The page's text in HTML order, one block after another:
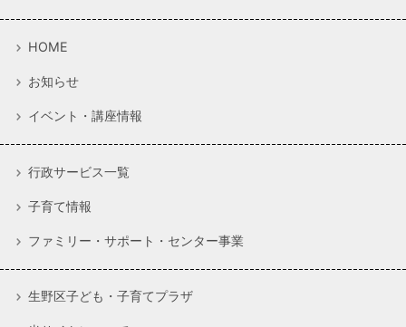
HOME
お知らせ
イベント・講座情報
行政サービス一覧
子育て情報
ファミリー・サポート・センター事業
生野区子ども・子育てプラザ